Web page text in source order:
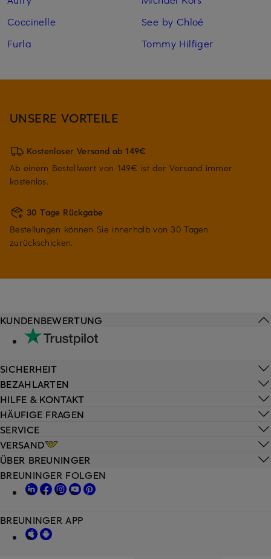
Coccinelle
Furla
See by Chloé
Tommy Hilfiger
UNSERE VORTEILE
Kostenloser Versand ab 149€
Ab einem Bestellwert von 149€ ist der Versand immer
kostenlos.
30 Tage Rückgabe
Bestellungen können Sie innerhalb von 30 Tagen
zurückschicken.
HILFE & KONTAKT
HÄUFIGE FRAGEN
SERVICE
VERSAND
KUNDENBEWERTUNG
SICHERHEIT
BEZAHLARTEN
ÜBER BREUNINGER
BREUNINGER FOLGEN
BREUNINGER APP